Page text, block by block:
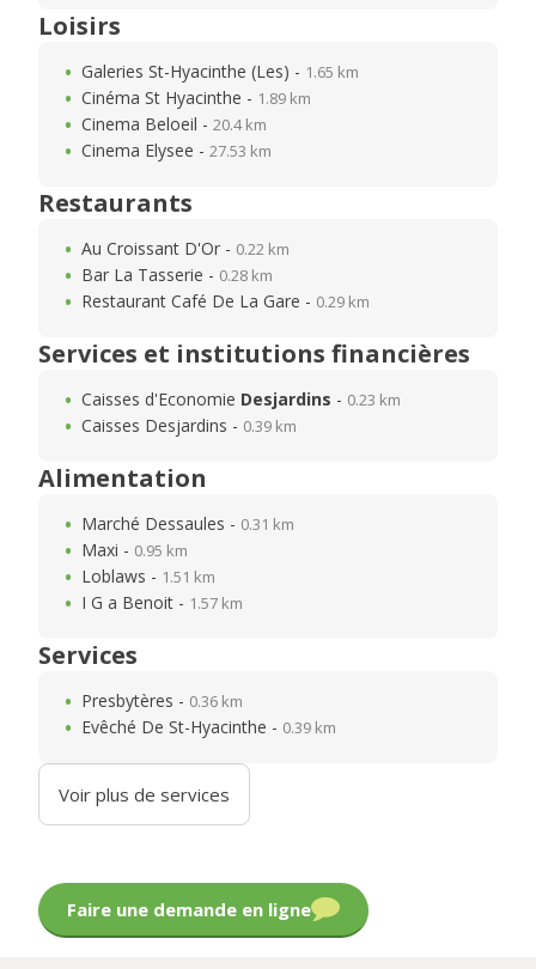
Loisirs
Galeries St-Hyacinthe (Les) - 1.65 km
Cinéma St Hyacinthe - 1.89 km
Cinema Beloeil - 20.4 km
Cinema Elysee - 27.53 km
Restaurants
Au Croissant D'Or - 0.22 km
Bar La Tasserie - 0.28 km
Restaurant Café De La Gare - 0.29 km
Services et institutions financières
Caisses d'Economie Desjardins - 0.23 km
Caisses Desjardins - 0.39 km
Alimentation
Marché Dessaules - 0.31 km
Maxi - 0.95 km
Loblaws - 1.51 km
I G a Benoit - 1.57 km
Services
Presbytères - 0.36 km
Evêché De St-Hyacinthe - 0.39 km
Voir plus de services
Faire une demande en ligne